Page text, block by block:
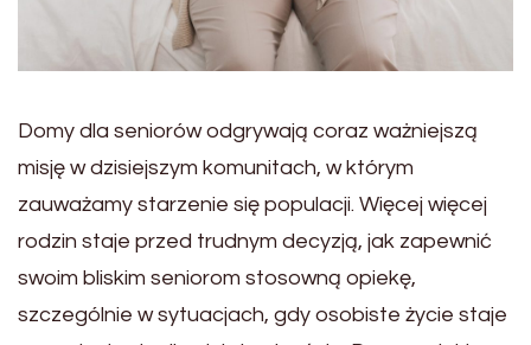
Domy dla seniorów odgrywają coraz ważniejszą
misję w dzisiejszym komunitach, w którym
zauważamy starzenie się populacji. Więcej więcej
rodzin staje przed trudnym decyzją, jak zapewnić
swoim bliskim seniorom stosowną opiekę,
szczególnie w sytuacjach, gdy osobiste życie staje